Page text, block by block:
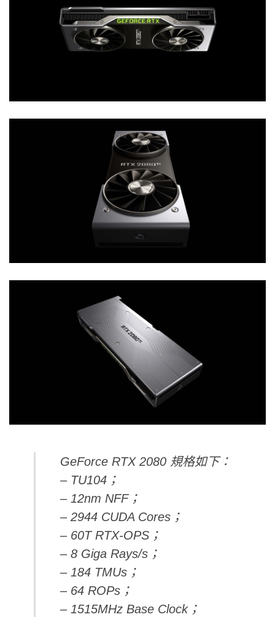
GeForce RTX 2080 規格如下：
– TU104；
– 12nm NFF；
– 2944 CUDA Cores；
– 60T RTX-OPS；
– 8 Giga Rays/s；
– 184 TMUs；
– 64 ROPs；
– 1515MHz Base Clock；